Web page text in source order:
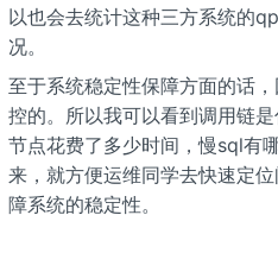
以也会去统计这种三方系统的
况。
至于系统稳定性保障方面的话
控的。所以我可以看到调用链
节点花费了多少时间，慢sql有
来，就方便运维同学去快速定
障系统的稳定性。